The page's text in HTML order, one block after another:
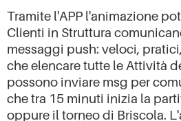
Tramite l'APP l'animazione
Clienti in Struttura
messaggi push: veloci,
che elencare tutte le Attività
possono inviare msg per
che tra 15 minuti inizia la
oppure il torneo di Briscola.